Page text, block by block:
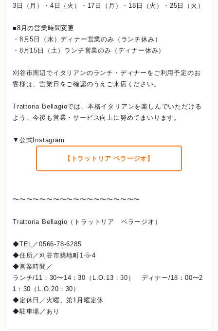
3日（月）・4日（火）・17日（月）・18日（火）・25日（火）
■8月の営業時間変更
・8月5日（水）ディナー営業のみ（ランチ休み）
・8月15日（土）ランチ営業のみ（ディナー休み）
刈谷市周辺でイタリアンのランチ・ディナーをご利用予定のお
客様は、営業日をご確認のうえご来店ください。
Trattoria Bellagioでは、本格イタリアンを楽しんでいただける
よう、今後も営業・サービス向上に努めてまいります。
▼公式Instagram
【トラットリア ベラージオ】
〜〜〜〜〜〜〜〜〜〜〜〜〜〜〜〜〜〜〜
Trattoria Bellagio（トラットリア ベラージオ）
◆TEL／0566-78-6285
◆住所／刈谷市築地町1-5-4
◆営業時間／
ランチ/11：30〜14：30（L.O.13：30） ディナー/18：00〜2
1：30（L.O.20：30）
◆定休日／火曜、第1月曜定休
◆駐車場／あり